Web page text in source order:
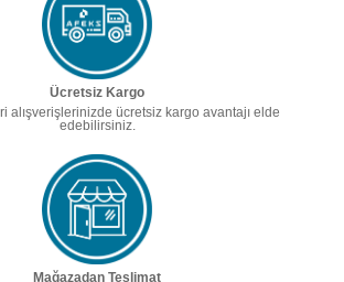
Ücretsiz Kargo
alışverişlerinizde ücretsiz kargo avantajı elde
edebilirsiniz.
Mağazadan Teslimat